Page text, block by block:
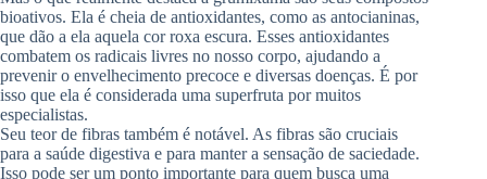
bioativos. Ela é cheia de antioxidantes, como as antocianinas,
que dão a ela aquela cor roxa escura. Esses antioxidantes
combatem os radicais livres no nosso corpo, ajudando a
prevenir o envelhecimento precoce e diversas doenças. É por
isso que ela é considerada uma superfruta por muitos
especialistas.
Seu teor de fibras também é notável. As fibras são cruciais
para a saúde digestiva e para manter a sensação de saciedade.
Isso pode ser um ponto importante para quem busca uma